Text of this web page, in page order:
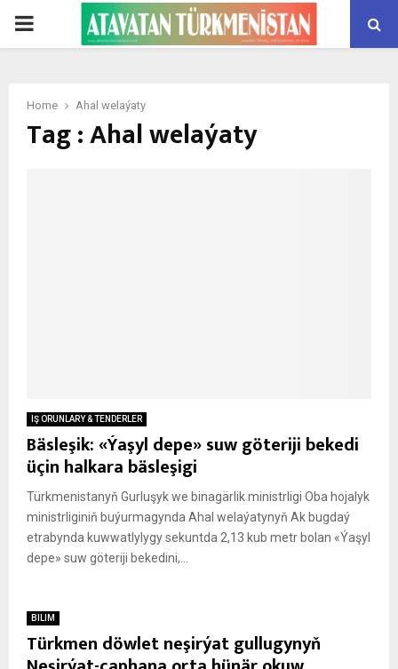
PRIMARY
Home Ahal welaýaty
Tag : Ahal welaýaty
IŞ ORUNLARY & TENDERLER
Bäsleşik: «Ýaşyl depe» suw göteriji bekedi
üçin halkara bäsleşigi
Türkmenistanyň Gurluşyk we binagärlik ministrligi Oba hojalyk
ministrliginiň buýurmagynda Ahal welaýatynyň Ak bugdaý
etrabynda kuwwatlylygy sekuntda 2,13 kub metr bolan «Ýaşyl
depe» suw göteriji bekedini,...
BILIM
Türkmen döwlet neşirýat gullugynyň